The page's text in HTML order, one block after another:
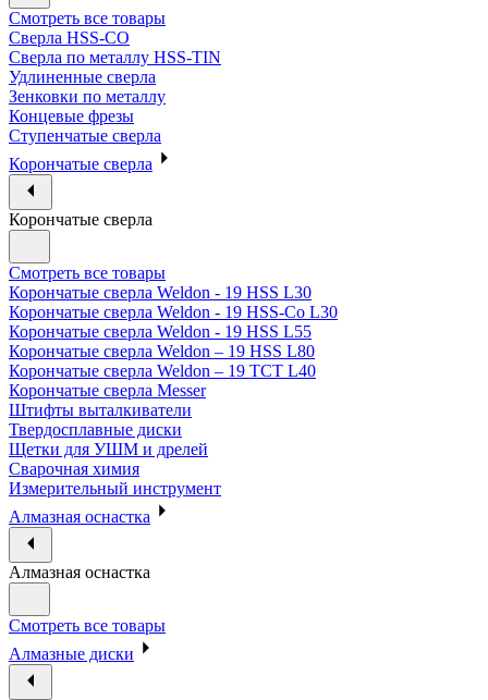
Смотреть все товары
Сверла HSS-CO
Сверла по металлу HSS-TIN
Удлиненные сверла
Зенковки по металлу
Концевые фрезы
Ступенчатые сверла
Корончатые сверла
Корончатые сверла
Смотреть все товары
Корончатые сверла Weldon - 19 HSS L30
Корончатые сверла Weldon - 19 HSS-Co L30
Корончатые сверла Weldon - 19 HSS L55
Корончатые сверла Weldon – 19 HSS L80
Корончатые сверла Weldon – 19 TCT L40
Корончатые сверла Messer
Штифты выталкиватели
Твердосплавные диски
Щетки для УШМ и дрелей
Сварочная химия
Измерительный инструмент
Алмазная оснастка
Алмазная оснастка
Смотреть все товары
Алмазные диски